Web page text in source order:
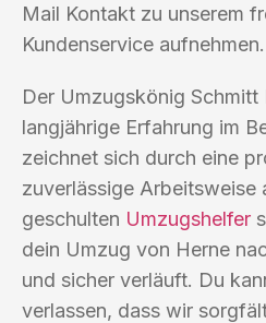
Mail Kontakt zu unserem
Kundenservice aufnehmen.
Der Umzugskönig
langjährige Erfahrung im
zeichnet sich durch eine
zuverlässige Arbeitsweise
geschulten Umzugshelfer
dein Umzug von Herne
und sicher verläuft. Du
verlassen, dass wir